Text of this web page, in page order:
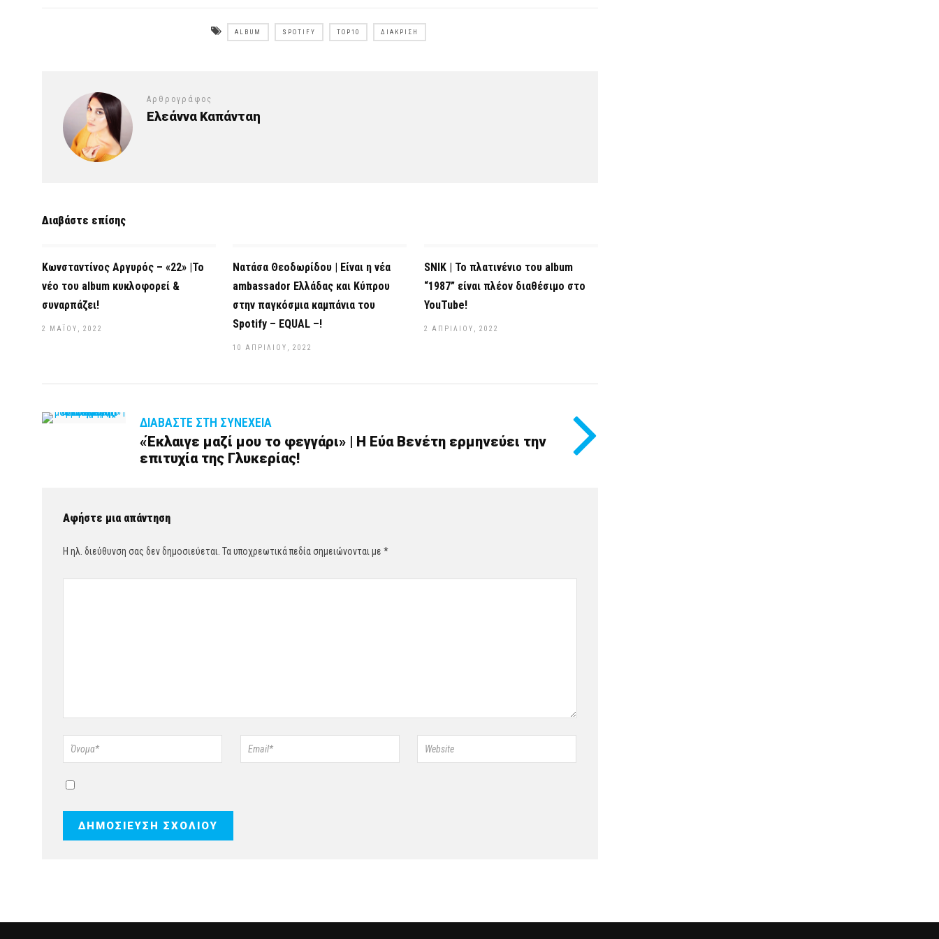
ALBUM SPOTIFY TOP10 ΔΙΆΚΡΙΣΗ
Αρθρογράφος
Ελεάννα Καπάνταη
Διαβάστε επίσης
Κωνσταντίνος Αργυρός – «22» |Το
νέο του album κυκλοφορεί &
συναρπάζει!
2 ΜΑΪ́ΟΥ, 2022
Νατάσα Θεοδωρίδου | Είναι η νέα
ambassador Ελλάδας και Κύπρου
στην παγκόσμια καμπάνια του
Spotify – EQUAL –!
10 ΑΠΡΙΛΊΟΥ, 2022
SNIK | Το πλατινένιο του album
“1987” είναι πλέον διαθέσιμο στο
YouTube!
2 ΑΠΡΙΛΊΟΥ, 2022
ΔΙΑΒΆΣΤΕ ΣΤΗ ΣΥΝΈΧΕΙΑ
«Έκλαιγε μαζί μου το φεγγάρι» | Η Εύα Βενέτη ερμηνεύει την
επιτυχία της Γλυκερίας!
Αφήστε μια απάντηση
Η ηλ. διεύθυνση σας δεν δημοσιεύεται. Τα υποχρεωτικά πεδία σημειώνονται με *